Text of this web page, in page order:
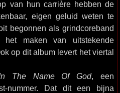
van hun carrière hebben de
eigen geluid weten te
begonnen als grindcoreband
maken van uitstekende
op dit album levert het viertal
The Name Of God, een
nummer. Dat dit een bijna